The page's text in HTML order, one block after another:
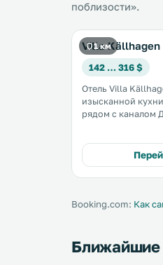
поблизости».
1 км
Villa Källhagen
142 … 316 $
Отель Villa
изысканной
рядом с каналом
Все номера
кондиционером и
плоским
Booking.com: Как
Ближайшие